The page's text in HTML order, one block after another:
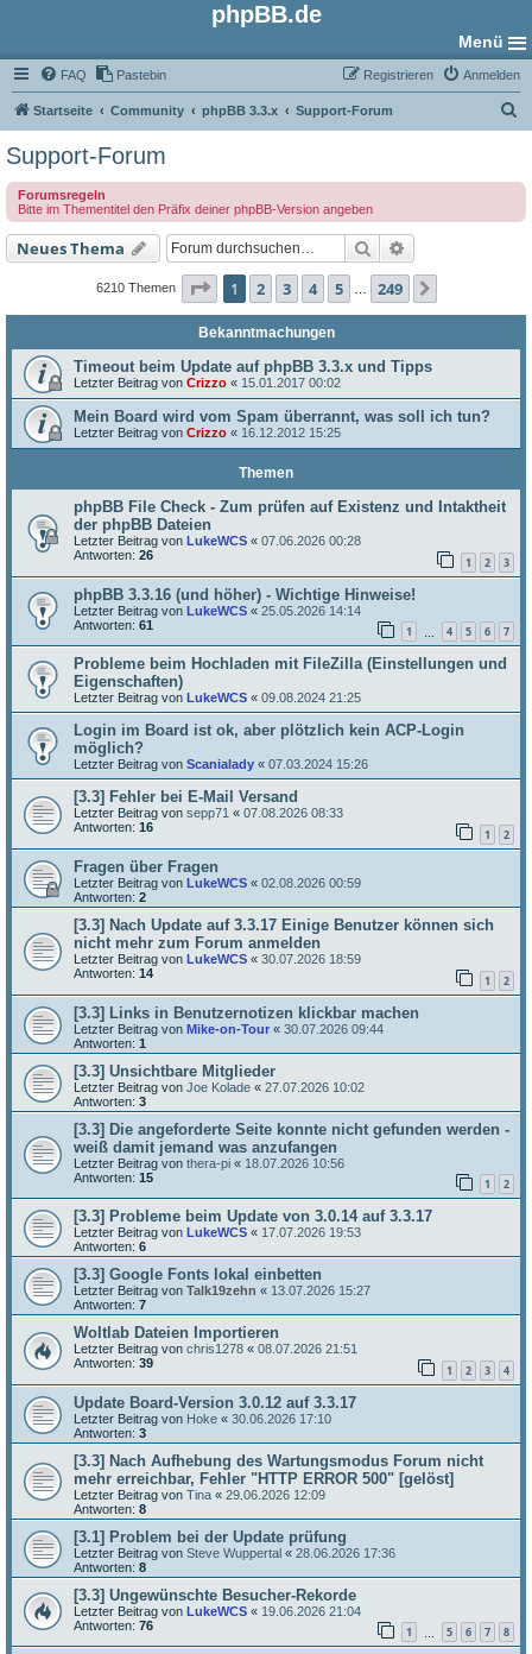
phpBB.de
Menü
FAQ Pastebin Anmelden
Registrieren
Startseite Community phpBB 3.3.x Support-Forum
e
Support-Forum
Forumsregeln
Bitte im Thementitel den Präfix deiner phpBB-Version angeben
Neues Thema Suche
6210 Themen Seite 1von 249
1 2 3 4 5 249
Bekanntmachungen
Timeout beim Update auf phpBB 3.3.x und Tipps
Letzter Beitrag von Crizzo « 15.01.2017 00:02
Mein Board wird vom Spam überrannt, was soll ich tun?
Letzter Beitrag von Crizzo « 16.12.2012 15:25
Themen
phpBB File Check - Zum prüfen auf Existenz und Intaktheit
der phpBB Dateien
Letzter Beitrag von LukeWCS « 07.06.2026 00:28
Antworten: 26 1 2 3
phpBB 3.3.16 (und höher) - Wichtige Hinweise!
Letzter Beitrag von LukeWCS « 25.05.2026 14:14
Antworten: 61 1 4 5 6 7
Probleme beim Hochladen mit FileZilla (Einstellungen und
Eigenschaften)
Letzter Beitrag von LukeWCS « 09.08.2024 21:25
Login im Board ist ok, aber plötzlich kein ACP-Login
möglich?
Letzter Beitrag von Scanialady « 07.03.2024 15:26
[3.3] Fehler bei E-Mail Versand
Letzter Beitrag von sepp71 « 07.08.2026 08:33
Antworten: 16 1 2
Fragen über Fragen
Letzter Beitrag von LukeWCS « 02.08.2026 00:59
Antworten: 2
[3.3] Nach Update auf 3.3.17 Einige Benutzer können sich
nicht mehr zum Forum anmelden
Letzter Beitrag von LukeWCS « 30.07.2026 18:59
Antworten: 14 1 2
[3.3] Links in Benutzernotizen klickbar machen
Letzter Beitrag von Mike-on-Tour « 30.07.2026 09:44
Antworten: 1
[3.3] Unsichtbare Mitglieder
Letzter Beitrag von Joe Kolade « 27.07.2026 10:02
Antworten: 3
[3.3] Die angeforderte Seite konnte nicht gefunden werden -
weiß damit jemand was anzufangen
Letzter Beitrag von thera-pi « 18.07.2026 10:56
Antworten: 15 1 2
[3.3] Probleme beim Update von 3.0.14 auf 3.3.17
Letzter Beitrag von LukeWCS « 17.07.2026 19:53
Antworten: 6
[3.3] Google Fonts lokal einbetten
Letzter Beitrag von Talk19zehn « 13.07.2026 15:27
Antworten: 7
Woltlab Dateien Importieren
Letzter Beitrag von chris1278 « 08.07.2026 21:51
Antworten: 39 1 2 3 4
Update Board-Version 3.0.12 auf 3.3.17
Letzter Beitrag von Hoke « 30.06.2026 17:10
Antworten: 3
[3.3] Nach Aufhebung des Wartungsmodus Forum nicht
mehr erreichbar, Fehler "HTTP ERROR 500" [gelöst]
Letzter Beitrag von Tina « 29.06.2026 12:09
Antworten: 8
[3.1] Problem bei der Update prüfung
Letzter Beitrag von Steve Wuppertal « 28.06.2026 17:36
Antworten: 8
[3.3] Ungewünschte Besucher-Rekorde
Letzter Beitrag von LukeWCS « 19.06.2026 21:04
Antworten: 76 1 5 6 7 8